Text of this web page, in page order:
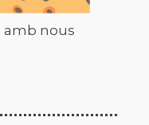
amb nous